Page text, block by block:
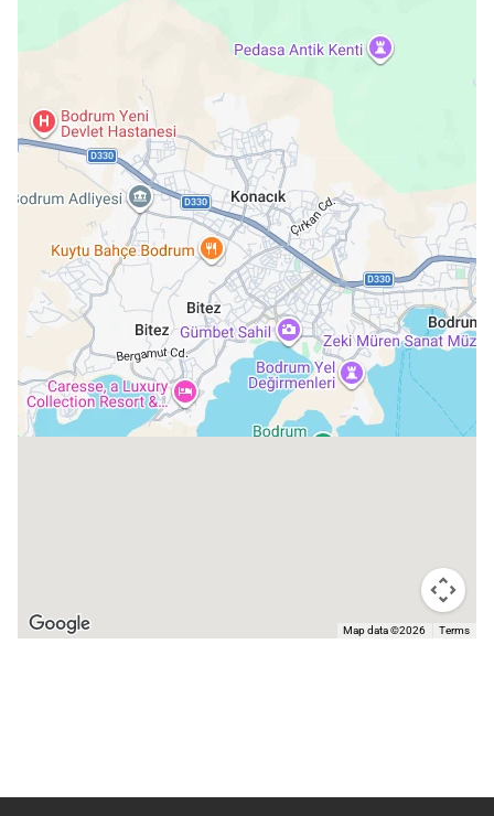
Map data ©2026 Terms